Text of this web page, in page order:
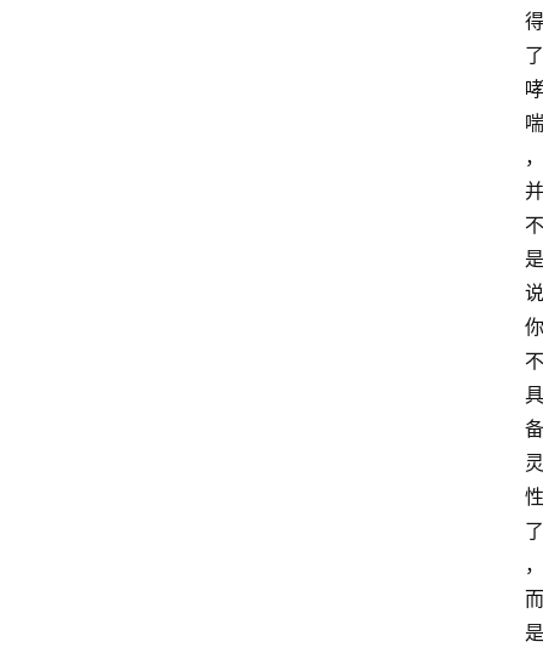
得
了
哮
喘
，
并
不
是
说
你
不
具
备
灵
性
了
，
而
是